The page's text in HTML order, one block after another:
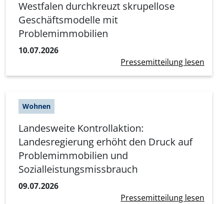
Westfalen durchkreuzt skrupellose
Geschäftsmodelle mit
Problemimmobilien
10.07.2026
Pressemitteilung lesen
Wohnen
Landesweite Kontrollaktion:
Landesregierung erhöht den Druck auf
Problemimmobilien und
Sozialleistungsmissbrauch
09.07.2026
Pressemitteilung lesen